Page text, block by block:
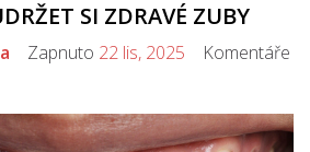
SI ZDRAVÉ ZUBY
Zapnuto 22 lis, 2025 Komentáře